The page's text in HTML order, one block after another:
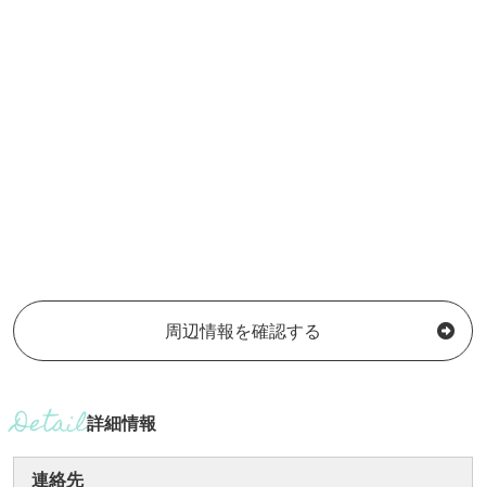
周辺情報を確認する
詳細情報
連絡先